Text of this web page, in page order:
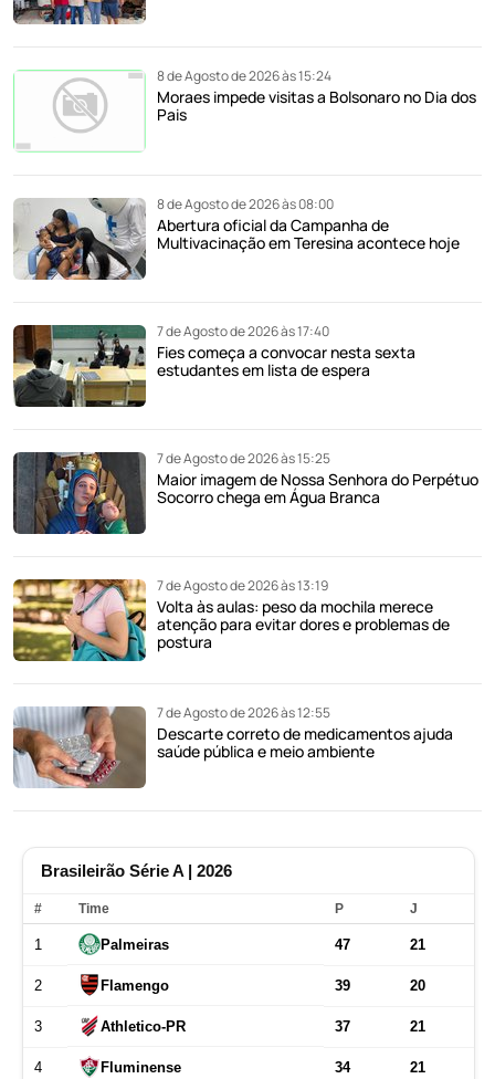
8 de Agosto de 2026 às 15:24
Moraes impede visitas a Bolsonaro no Dia dos
Pais
8 de Agosto de 2026 às 08:00
Abertura oficial da Campanha de
Multivacinação em Teresina acontece hoje
7 de Agosto de 2026 às 17:40
Fies começa a convocar nesta sexta
estudantes em lista de espera
7 de Agosto de 2026 às 15:25
Maior imagem de Nossa Senhora do Perpétuo
Socorro chega em Água Branca
7 de Agosto de 2026 às 13:19
Volta às aulas: peso da mochila merece
atenção para evitar dores e problemas de
postura
7 de Agosto de 2026 às 12:55
Descarte correto de medicamentos ajuda
saúde pública e meio ambiente